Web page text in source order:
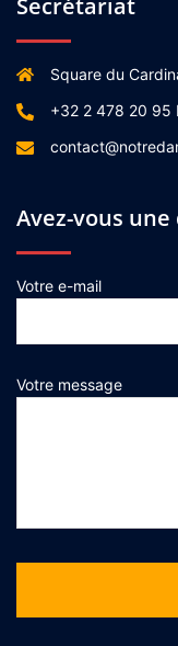
Square du
+32 2 478 20 95
Avez-vous
Votre e-mail
Votre message